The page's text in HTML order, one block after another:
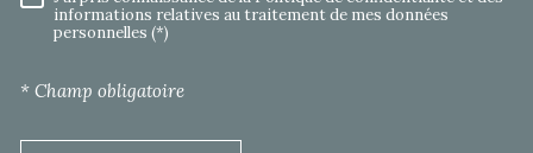
informations relatives au traitement de mes données
personnelles (*)
* Champ obligatoire